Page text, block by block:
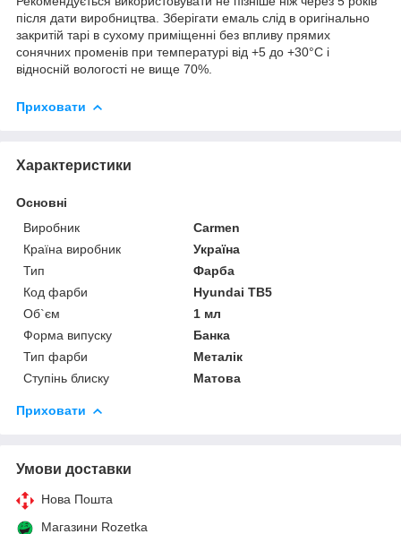
після дати виробництва. Зберігати емаль слід в оригінально
закритій тарі в сухому приміщенні без впливу прямих
сонячних променів при температурі від +5 до +30°С і
відносній вологості не вище 70%.
Приховати
Характеристики
Основні
Виробник
Carmen
Країна виробник
Україна
Тип
Фарба
Код фарби
Hyundai TB5
Об`єм
1 мл
Форма випуску
Банка
Тип фарби
Металік
Ступінь блиску
Матова
Приховати
Умови доставки
Нова Пошта
Магазини Rozetka